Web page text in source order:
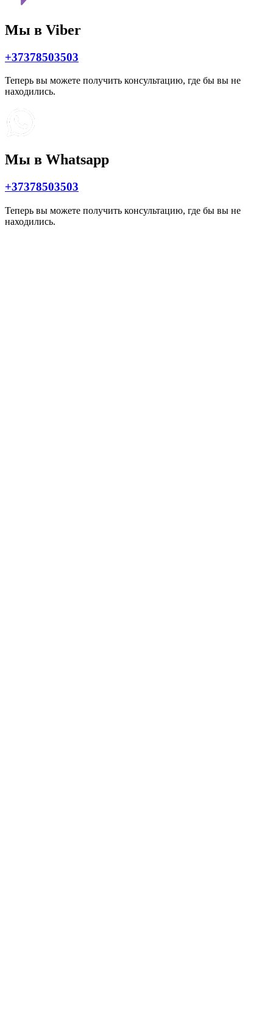
Мы в Viber
+37378503503
Теперь вы можете получить консультацию, где бы вы не
находились.
Мы в Whatsapp
+37378503503
Теперь вы можете получить консультацию, где бы вы не
находились.